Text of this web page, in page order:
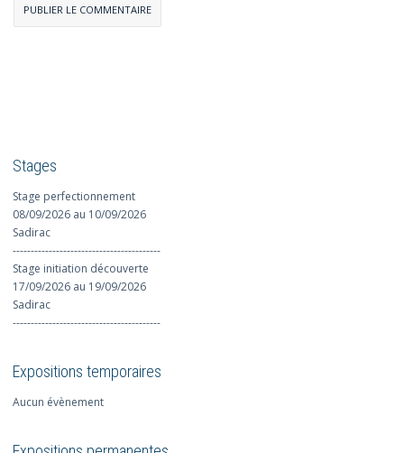
Stages
Stage perfectionnement
08/09/2026 au 10/09/2026
Sadirac
-----------------------------------------
Stage initiation découverte
17/09/2026 au 19/09/2026
Sadirac
-----------------------------------------
Expositions temporaires
Aucun évènement